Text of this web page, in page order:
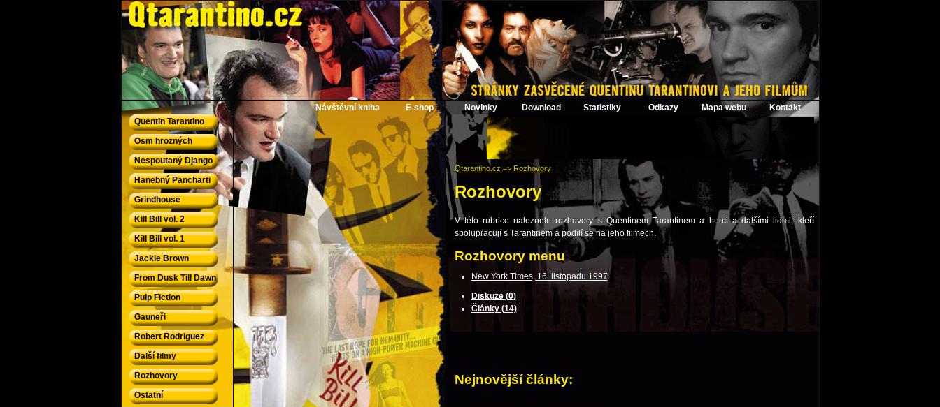
QTarantino.cz - Quentin Tarantino
Návštěvní kniha E-shop Novinky Download Statistiky Odkazy Mapa webu Kontakt
Qtarantino.cz => Rozhovory
Rozhovory
V této rubrice naleznete rozhovory s Quentinem Tarantinem a herci a dalšími lidmi, kteří
spolupracují s Tarantinem a podílí se na jeho filmech.
Rozhovory menu
New York Times, 16. listopadu 1997
Diskuze (0)
Články (14)
Nejnovější články:
Quentin Tarantino
Osm hrozných
Nespoutaný Django
Hanebný Pancharti
Grindhouse
Kill Bill vol. 2
Kill Bill vol. 1
Jackie Brown
From Dusk Till Dawn
Pulp Fiction
Gauneři
Robert Rodriguez
Další filmy
Rozhovory
Ostatní